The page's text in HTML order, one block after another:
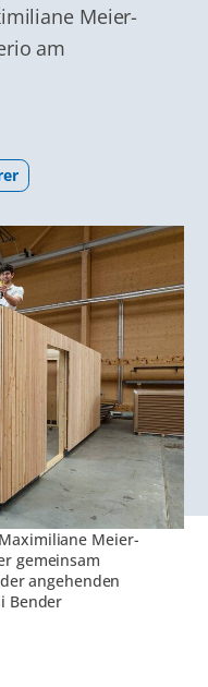
Meier-
am
Meier-
gemeinsam
angehenden
Bender